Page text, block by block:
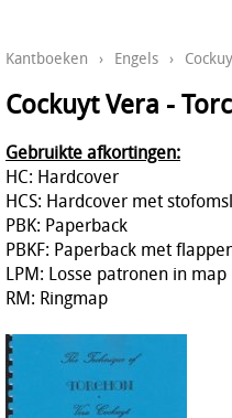
Kantboeken › Engels ›
Cockuyt Vera -
Gebruikte afkortingen:
HC: Hardcover
HCS: Hardcover met
PBK: Paperback
PBKF: Paperback met
LPM: Losse patronen in map
RM: Ringmap